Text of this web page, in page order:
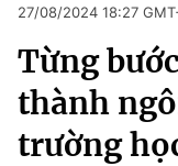
Chuyên mục
Chính trị
Xã hội
Pháp luật
Kinh tế
Thể thao
Truyền hình
Văn hóa -
27/08/2024 18:27
Từng
thành
trường